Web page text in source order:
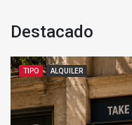
destacado
TIPO ALQUILER